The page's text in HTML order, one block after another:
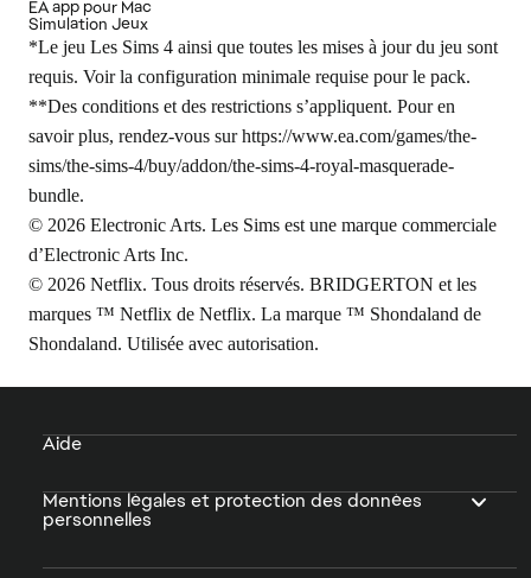
EA app pour Mac
Simulation Jeux
*Le jeu Les Sims 4 ainsi que toutes les mises à jour du jeu sont
requis. Voir la configuration minimale requise pour le pack.
**Des conditions et des restrictions s’appliquent. Pour en
savoir plus, rendez-vous surhttps://www.ea.com/games/the-
sims/the-sims-4/buy/addon/the-sims-4-royal-masquerade-
bundle.
© 2026 Electronic Arts. Les Sims est une marque commerciale
d’Electronic Arts Inc.
© 2026 Netflix. Tous droits réservés. BRIDGERTON et les
marques ™ Netflix de Netflix. La marque ™ Shondaland de
Shondaland. Utilisée avec autorisation.
Aide
Mentions légales et protection des données
personnelles